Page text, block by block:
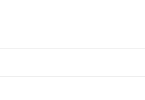
いただき、同意のうえご利用くだ
RoHS指令（10物質）の非含有に対
指令（10物質）の非含有に対応
RoHS指令（10物質）の非含有に
ンス料など無形物で、有害物質有無
より、非含有部品としていたもの
表